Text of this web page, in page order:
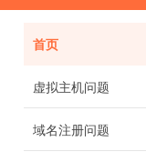
首页
虚拟主机问题
域名注册问题